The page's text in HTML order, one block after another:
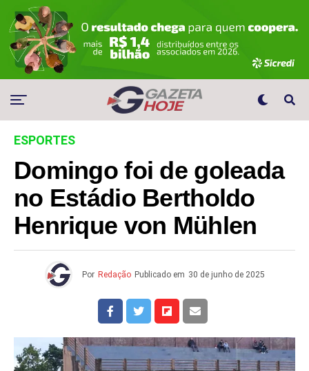
ESPORTES
Domingo foi de goleada
no Estádio Bertholdo
Henrique von Mühlen
Por Redação Publicado em 30 de junho de 2025